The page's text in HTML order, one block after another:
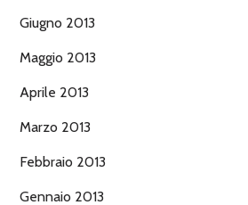
Giugno 2013
Maggio 2013
Aprile 2013
Marzo 2013
Febbraio 2013
Gennaio 2013